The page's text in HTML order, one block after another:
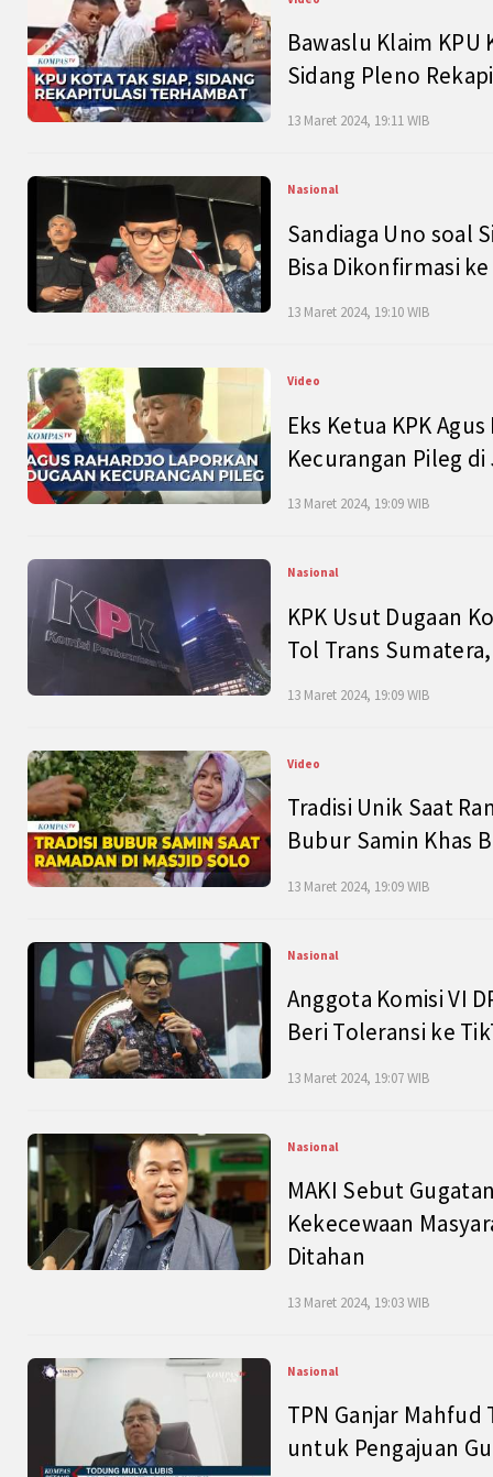
Bawaslu Klaim
Sidang Pleno
13 Maret 2024, 19:11 WIB
Nasional
Sandiaga Uno soal
Bisa Dikonfirmasi
13 Maret 2024, 19:10 WIB
Video
Eks Ketua KPK
Kecurangan Pileg
13 Maret 2024, 19:09 WIB
Nasional
KPK Usut Dugaan
Tol Trans
13 Maret 2024, 19:09 WIB
Video
Tradisi Unik Saat
Bubur Samin Khas
13 Maret 2024, 19:09 WIB
Nasional
Anggota Komisi VI
Beri Toleransi ke
13 Maret 2024, 19:07 WIB
Nasional
MAKI Sebut
Kekecewaan
Ditahan
13 Maret 2024, 19:03 WIB
Nasional
TPN Ganjar
untuk Pengajuan